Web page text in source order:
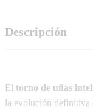
Descripción
El torno de uñas
la evolución definitiva